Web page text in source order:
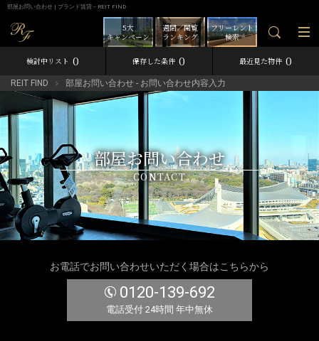
部屋お問い合わせ | ブランド賃貸－REIT FIND
フリーレント
検索
週間／閲覧
ランキング
5大
キャンペーン
検討中リスト 0 保存した条件 0 最近見た物件 0
REIT FIND 部屋お問い合わせ - お問い合わせ内容入力
部屋お問い合わせ
CONTACT
お電話でお問い合わせいただく場合はこちらから
0120-139-692
電話受付 24時間 年中無休